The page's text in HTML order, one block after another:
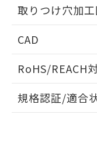
取りつけ穴加工
CAD
ドすることがで
RoHS/REACH
EU RoHS 注意事
規格認証/適合
また、
物質の対応
既に当社に
しているこ
り、2022年
す。